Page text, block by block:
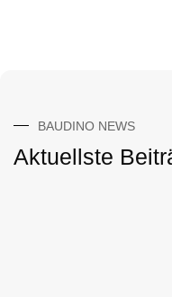
BAUDINO NEWS
Aktuellste